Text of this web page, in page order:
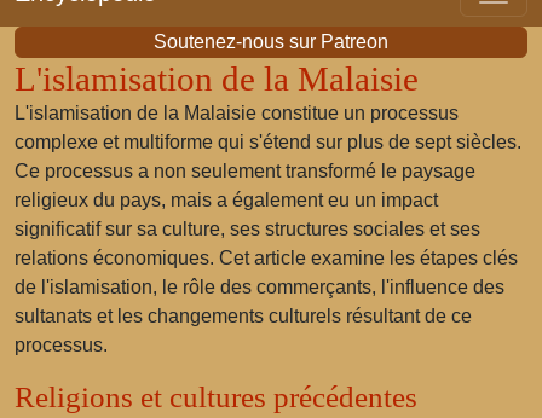
Soutenez-nous sur Patreon
L'islamisation de la Malaisie
L'islamisation de la Malaisie constitue un processus
complexe et multiforme qui s'étend sur plus de sept siècles.
Ce processus a non seulement transformé le paysage
religieux du pays, mais a également eu un impact
significatif sur sa culture, ses structures sociales et ses
relations économiques. Cet article examine les étapes clés
de l'islamisation, le rôle des commerçants, l'influence des
sultanats et les changements culturels résultant de ce
processus.
Religions et cultures précédentes